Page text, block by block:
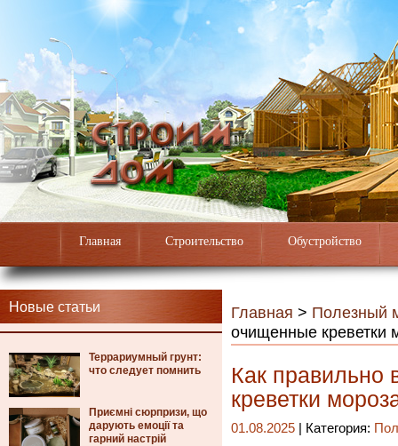
Главная Строительство Обустройство
Новые статьи
Террариумный грунт:
что следует помнить
Приємні сюрпризи, що
дарують емоції та
гарний настрій
Главная > Полезный
очищенные креветки
Как правильно
креветки
01.08.2025 | Категория: